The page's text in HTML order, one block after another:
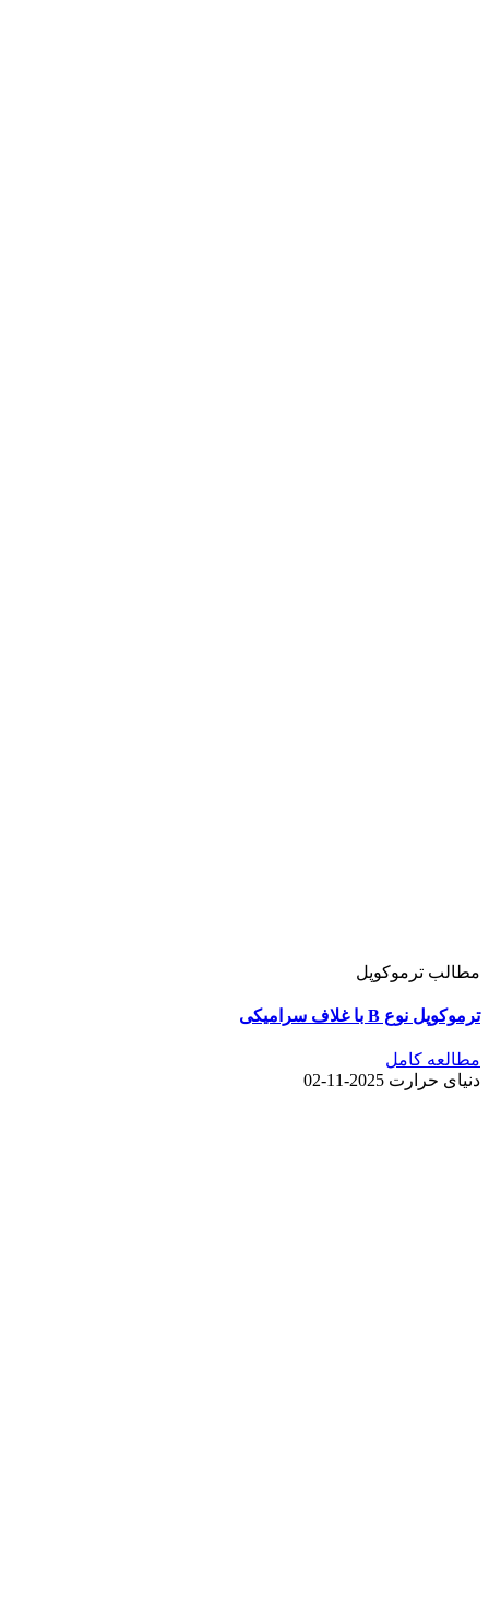
مطالب ترموکوپل
ترموکوپل نوع B با غلاف سرامیکی
مطالعه کامل
دنیای حرارت 2025-11-02